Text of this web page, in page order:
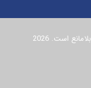
است. 2026